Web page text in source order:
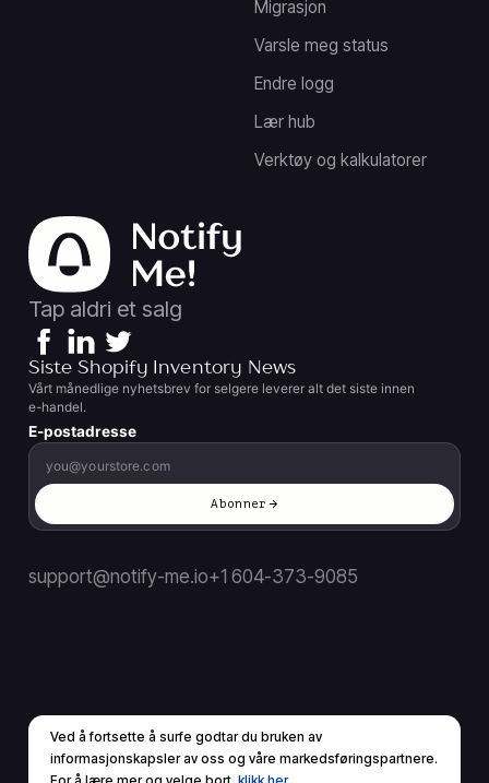
Ved å fortsette å surfe godtar du bruken av
informasjonskapsler av oss og våre markedsføringspartnere.
Migrasjon
Varsle meg status
Endre logg
Lær hub
Verktøy og kalkulatorer
Tap aldri et salg
Siste Shopify Inventory News
Vårt månedlige nyhetsbrev for selgere leverer alt det siste innen
e-handel.
E-postadresse
Abonner
support@notify-me.io+1 604-373-9085
NO ▼